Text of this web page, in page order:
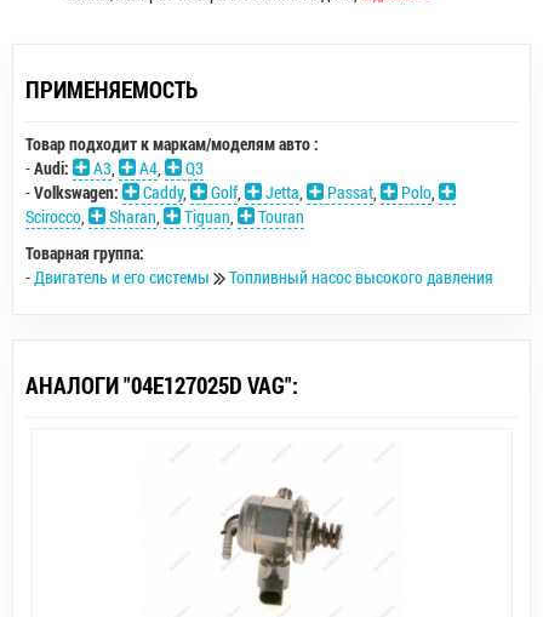
ПРИМЕНЯЕМОСТЬ
Товар подходит к маркам/моделям авто :
-Audi: A3, A4,
Q3
-Volkswagen: Caddy, Golf, Jetta, Passat, Polo,
Scirocco, Sharan, Tiguan,
Touran
Товарная группа:
-Двигатель и его системы Топливный насос высокого давления
АНАЛОГИ "04E127025D VAG":